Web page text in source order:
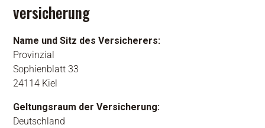
versicherung
Name und Sitz des Versicherers:
Provinzial
Sophienblatt 33
24114 Kiel
Geltungsraum der Versicherung:
Deutschland